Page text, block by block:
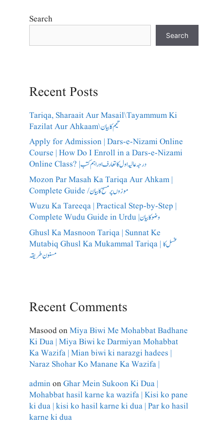
Search
Search
Recent Posts
Tariqa, Sharaait Aur Masail\Tayammum Ki
Fazilat Aur Ahkaam\تیمم کا بیان
Apply for Admission | Dars-e-Nizami Online
Course | How Do I Enroll in a Dars-e-Nizami
Online Class? |درجہ عالیہ اول کا تعارف اور اہم کتب
Mozon Par Masah Ka Tariqa Aur Ahkam |
Complete Guide /​موزوں پر مسح کا بیان
Wuzu Ka Tareeqa | Practical Step-by-Step |
Complete Wudu Guide in Urdu |وضو کا بیان
Ghusl Ka Masnoon Tariqa | Sunnat Ke
Mutabiq Ghusl Ka Mukammal Tariqa | غسل کا
مسنون طریقہ
Recent Comments
MasoodonMiya Biwi Me Mohabbat Badhane
Ki Dua | Miya Biwi ke Darmiyan Mohabbat
Ka Wazifa | Mian biwi ki narazgi hadees |
Naraz Shohar Ko Manane Ka Wazifa |
adminonGhar Mein Sukoon Ki Dua |
Mohabbat hasil karne ka wazifa | Kisi ko pane
ki dua | kisi ko hasil karne ki dua | Par ko hasil
karne ki dua